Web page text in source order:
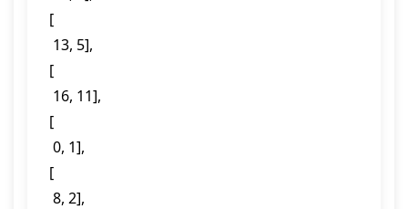
[
  13, 5],
[
  16, 11],
[
  0, 1],
[
  8, 2],